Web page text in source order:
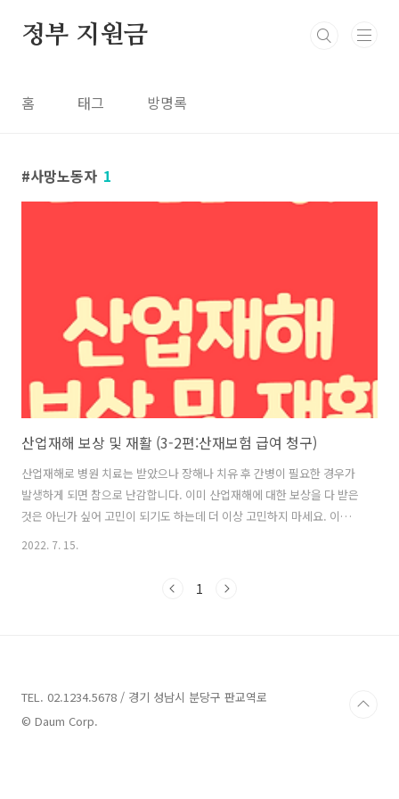
정부 지원금
홈 태그 방명록
사망노동자 1
산업재해 보상 및 재활 (3-2편:산재보험 급여 청구)
산업재해로 병원 치료는 받았으나 장해나 치유 후 간병이 필요한 경우가
발생하게 되면 참으로 난감합니다. 이미 산업재해에 대한 보상을 다 받은
것은 아닌가 싶어 고민이 되기도 하는데 더 이상 고민하지 마세요. 이번
에는 추가적으로 보사이 더 필요한 경우에는 어떻게 받아야 하는지 알아
한 부상 또는 질병이 치유되었으나 신체 등에 장해가 남은 경우 장해 등
청구서가 접수되면 공..
2022. 7. 15.
1
TEL. 02.1234.5678 / 경기 성남시 분당구 판교역로
© Daum Corp.